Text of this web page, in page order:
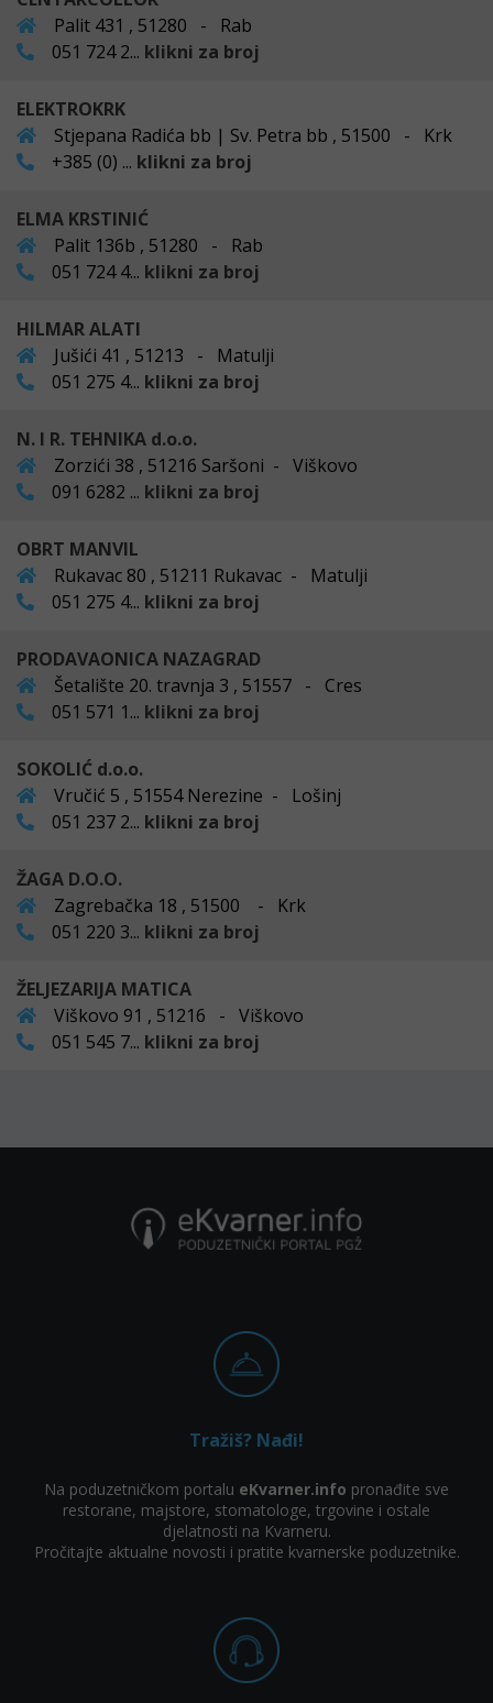
Palit 431 , 51280 - Rab
051 724 2... klikni za broj
ELEKTROKRK
Stjepana Radića bb | Sv. Petra bb , 51500 - Krk
+385 (0) ... klikni za broj
ELMA KRSTINIĆ
Palit 136b , 51280 - Rab
051 724 4... klikni za broj
HILMAR ALATI
Jušići 41 , 51213 - Matulji
051 275 4... klikni za broj
N. I R. TEHNIKA d.o.o.
Zorzići 38 , 51216 Saršoni - Viškovo
091 6282 ... klikni za broj
OBRT MANVIL
Rukavac 80 , 51211 Rukavac - Matulji
051 275 4... klikni za broj
PRODAVAONICA NAZAGRAD
Šetalište 20. travnja 3 , 51557 - Cres
051 571 1... klikni za broj
SOKOLIĆ d.o.o.
Vručić 5 , 51554 Nerezine - Lošinj
051 237 2... klikni za broj
ŽAGA D.O.O.
Zagrebačka 18 , 51500 - Krk
051 220 3... klikni za broj
ŽELJEZARIJA MATICA
Viškovo 91 , 51216 - Viškovo
051 545 7... klikni za broj
Tražiš? Nađi!
Na poduzetničkom portalu eKvarner.info pronađite sve
restorane, majstore, stomatologe, trgovine i ostale
djelatnosti na Kvarneru.
Pročitajte aktualne novosti i pratite kvarnerske poduzetnike.